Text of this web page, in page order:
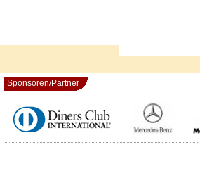
Sponsoren/Partner